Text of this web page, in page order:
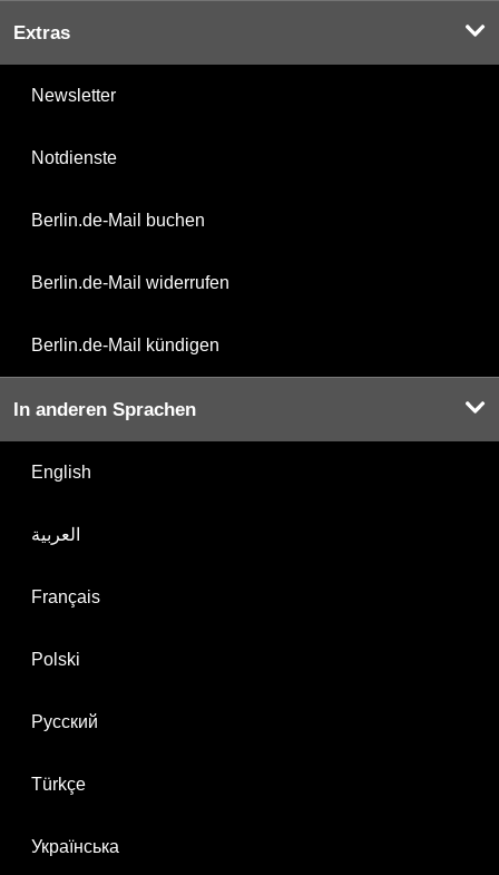
Extras
Newsletter
Notdienste
Berlin.de-Mail buchen
Berlin.de-Mail widerrufen
Berlin.de-Mail kündigen
In anderen Sprachen
English
العربية
Français
Polski
Русский
Türkçe
Українська